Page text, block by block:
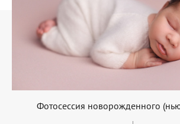
Фотосессия новорожденного